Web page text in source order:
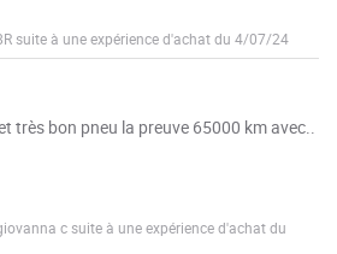
suite à une expérience d'achat du 4/07/24
très bon pneu la preuve 65000 km avec..
c suite à une expérience d'achat du